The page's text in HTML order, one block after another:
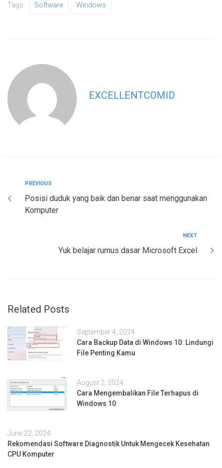
Tags: Software Windows
EXCELLENTCOMID
PREVIOUS
Posisi duduk yang baik dan benar saat menggunakan
Komputer
NEXT
Yuk belajar rumus dasar Microsoft Excel
Related Posts
September 4, 2024
Cara Backup Data di Windows 10: Lindungi
File Penting Kamu
August 2, 2024
Cara Mengembalikan File Terhapus di
Windows 10
June 22, 2024
Rekomendasi Software Diagnostik Untuk Mengecek Kesehatan
CPU Komputer